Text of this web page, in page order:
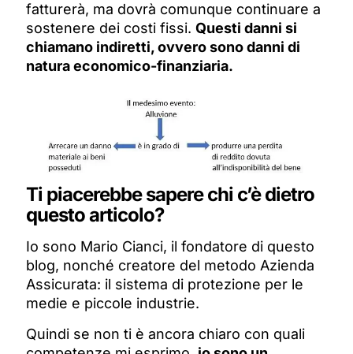
fatturerà, ma dovrà comunque continuare a
sostenere dei costi fissi. Questi danni si
chiamano indiretti, ovvero sono danni di
natura economico-finanziaria.
Ti piacerebbe sapere chi c’è dietro
questo articolo?
Io sono Mario Cianci, il fondatore di questo
blog, nonché creatore del metodo Azienda
Assicurata: il sistema di protezione per le
medie e piccole industrie.
Quindi se non ti è ancora chiaro con quali